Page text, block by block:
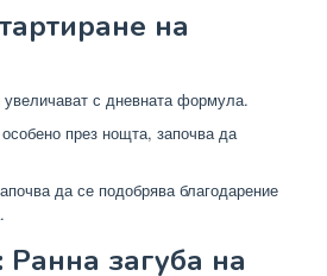
на
увеличават с дневната формула.
през нощта, започва да
да се подобрява благодарение
загуба на